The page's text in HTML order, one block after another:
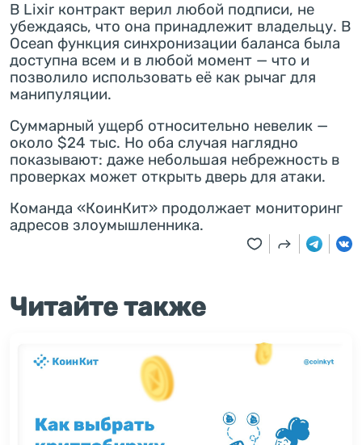
В Lixir контракт верил любой подписи, не
убеждаясь, что она принадлежит владельцу. В
Ocean функция синхронизации баланса была
доступна всем и в любой момент — что и
позволило использовать её как рычаг для
манипуляции.
Суммарный ущерб относительно невелик —
около $24 тыс. Но оба случая наглядно
показывают: даже небольшая небрежность в
проверках может открыть дверь для атаки.
Команда «КоинКит» продолжает мониторинг
адресов злоумышленника.
Читайте также